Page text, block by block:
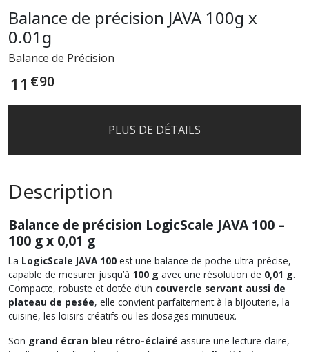
Balance de précision JAVA 100g x
0.01g
Balance de Précision
11 €90
PLUS DE DÉTAILS
Description
Balance de précision LogicScale JAVA 100 –
100 g x 0,01 g
La LogicScale JAVA 100 est une balance de poche ultra-précise,
capable de mesurer jusqu’à 100 g avec une résolution de 0,01 g.
Compacte, robuste et dotée d’un couvercle servant aussi de
plateau de pesée, elle convient parfaitement à la bijouterie, la
cuisine, les loisirs créatifs ou les dosages minutieux.
Son grand écran bleu rétro-éclairé assure une lecture claire,